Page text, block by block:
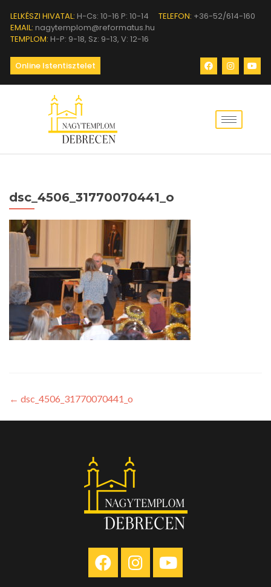
LELKÉSZI HIVATAL: H-Cs: 10-16 P: 10-14 TELEFON: +36-52/614-160
EMAIL: nagytemplom@reformatus.hu
TEMPLOM: H-P: 9-18, Sz: 9-13, V: 12-16
Online Istentisztelet
dsc_4506_31770070441_o
← dsc_4506_31770070441_o